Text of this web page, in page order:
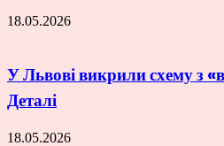
18.05.2026
У Львові викрили схему з
Деталі
18.05.2026